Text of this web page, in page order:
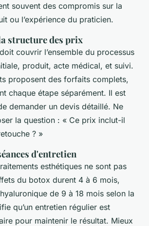
souvent des compromis sur la
ou l’expérience du praticien.
structure des prix
couvrir l’ensemble du processus
produit, acte médical, et suivi.
proposent des forfaits complets,
chaque étape séparément. Il est
demander un devis détaillé. Ne
la question : « Ce prix inclut-il
? »
d'entretien
esthétiques ne sont pas
du botox durent 4 à 6 mois,
de 9 à 18 mois selon la
qu’un entretien régulier est
pour maintenir le résultat. Mieux